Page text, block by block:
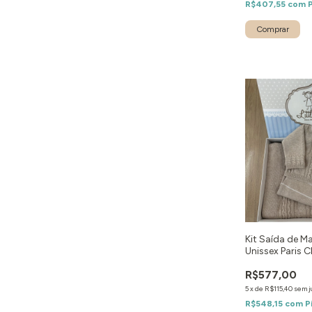
R$407,55 com
Comprar
Kit Saída de
Unissex Paris
R$577,00
5xde R$115,40 sem
R$548,15 com